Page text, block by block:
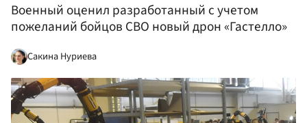
Военный оценил разработанный с учетом
пожеланий бойцов СВО новый дрон «Гастелло»
Сакина Нуриева